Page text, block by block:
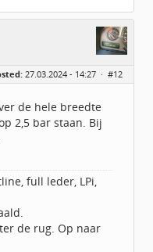
27.03.2024 - 14:27 · #12
de hele breedte
2,5 bar staan. Bij
full leder, LPi,
de rug. Op naar